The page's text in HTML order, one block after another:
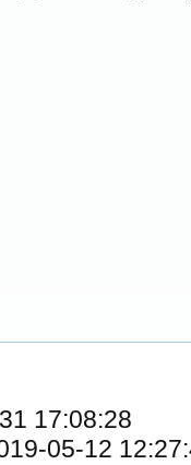
17:08:28
05-12